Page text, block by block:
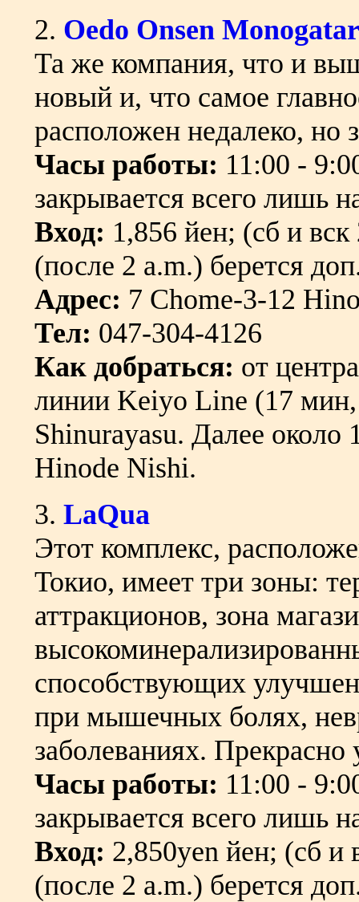
2. Oedo Onsen
Та же компания, что и
новый и, что самое
расположен недалеко, но
Часы работы: 11:00 -
закрывается всего лишь
Вход: 1,856 йен; (сб и
(после 2 a.m.) берется
Адрес: 7 Chome-3-12
Тел: 047-304-4126
Как добраться: от
линии Keiyo Line (17 мин,
Shinurayasu. Далее около
Hinode Nishi.
3. LaQua
Этот комплекс,
Токио, имеет три зоны:
аттракционов, зона
способствующих
при мышечных болях,
заболеваниях.
Часы работы: 11:00 -
закрывается всего лишь
Вход: 2,850yen йен; (сб и
(после 2 a.m.) берется